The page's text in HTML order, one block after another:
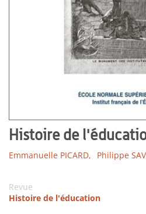
Histoire de
Emmanuelle PICARD, Philippe
Revue
Histoire de l'éducation